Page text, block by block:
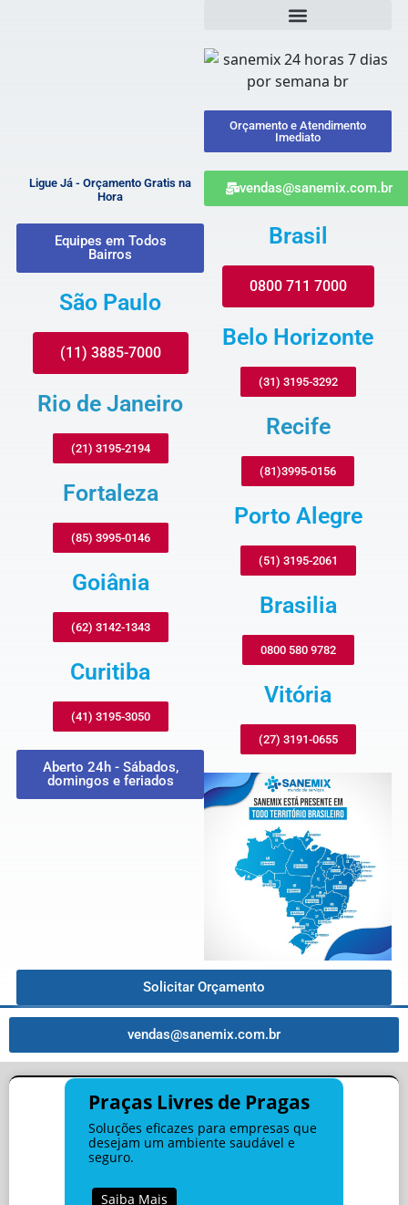
Ligue Já - Orçamento Gratis na
Hora
Equipes em Todos
Bairros
São Paulo
(11) 3885-7000
Rio de Janeiro
(21) 3195-2194
Fortaleza
(85) 3995-0146
Goiânia
(62) 3142-1343
Curitiba
(41) 3195-3050
Aberto 24h - Sábados,
domingos e feriados
Orçamento e Atendimento
Imediato
vendas@sanemix.com.br
Brasil
0800 711 7000
Belo Horizonte
(31) 3195-3292
Recife
(81)3995-0156
Porto Alegre
(51) 3195-2061
Brasilia
0800 580 9782
Vitória
(27) 3191-0655
Solicitar Orçamento
vendas@sanemix.com.br
Praças Livres de Pragas
Soluções eficazes para empresas que
desejam um ambiente saudável e
seguro.
Saiba Mais